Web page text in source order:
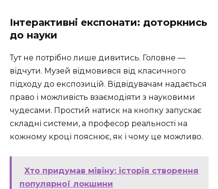
Інтерактивні експонати: доторкнись
до науки
Тут не потрібно лише дивитись. Головне —
відчути. Музей відмовився від класичного
підходу до експозицій. Відвідувачам надається
право і можливість взаємодіяти з науковими
чудесами. Простий натиск на кнопку запускає
складні системи, а професор реальності на
кожному кроці пояснює, як і чому це можливо.
Хто придумав мівіну: історія створення
популярної локшини